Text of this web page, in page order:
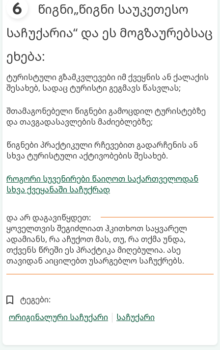
წიგნი„წიგნი საუკეთესო
საჩუქარია“ და ეს მოგზაურებსაც
ეხება:
ტურისტული გზამკვლევები იმ ქვეყნის ან ქალაქის
შესახებ, სადაც ტურისტი გეგმავს წასვლას;
შთამაგონებელი წიგნები გამოცდილ ტურისტებზე
და თავგადასავლების მაძიებლებზე;
წიგნები პრაქტიკული რჩევებით გადარჩენის ან
სხვა ტურისტული აქტივობების შესახებ.
როგორი სუვენირები წაიღოთ საქართველოდან
სხვა ქვეყანაში საჩუქრად
და არ დაგავიწყდეთ:
ყოველთვის შეგიძლიათ ჰკითხოთ საყვარელ
ადამიანს, რა აჩუქოთ მას, თუ, რა თქმა უნდა,
თქვენს წრეში ეს პრაქტიკა მიღებულია. ასე
თავიდან აიცილებთ უსარგებლო საჩუქრებს.
ტეგები:
ორიგინალური საჩუქარი
საჩუქარი